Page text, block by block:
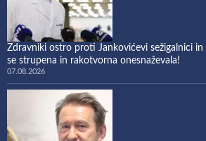
Zdravniki ostro proti Jankovićevi sežigalnici in
se strupena in rakotvorna onesnaževala!
07.08.2026